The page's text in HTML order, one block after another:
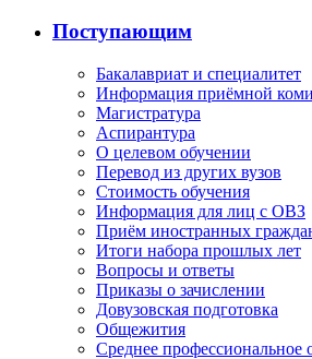
Поступающим
Бакалавриат и специалитет
Информация приёмной
Магистратура
Аспирантура
О целевом обучении
Перевод из других вузов
Стоимость обучения
Информация для лиц с ОВЗ
Приём иностранных
Итоги набора прошлых лет
Вопросы и ответы
Приказы о зачислении
Довузовская подготовка
Общежития
Среднее профессиональное